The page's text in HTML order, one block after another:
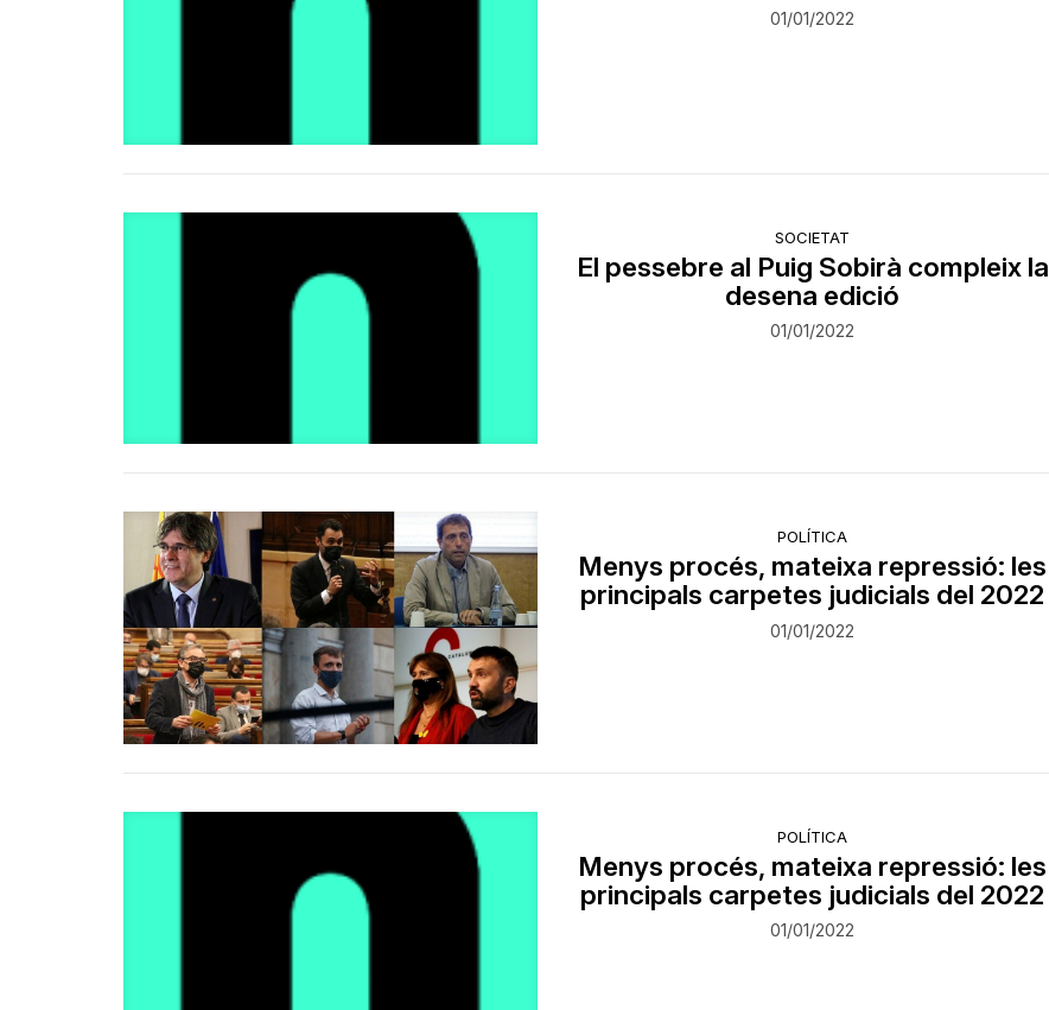
01/01/2022
SOCIETAT
El pessebre al Puig Sobirà compleix la
desena edició
01/01/2022
POLÍTICA
Menys procés, mateixa repressió: les
principals carpetes judicials del 2022
01/01/2022
POLÍTICA
Menys procés, mateixa repressió: les
principals carpetes judicials del 2022
01/01/2022